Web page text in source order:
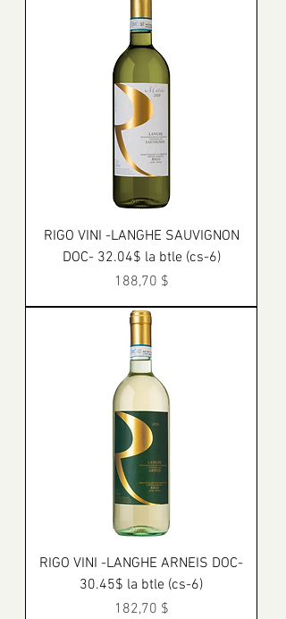
RIGO VINI -LANGHE SAUVIGNON
DOC- 32.04$ la btle (cs-6)
Prix
188,70 $
RIGO VINI -LANGHE ARNEIS DOC-
30.45$ la btle (cs-6)
Prix
182,70 $